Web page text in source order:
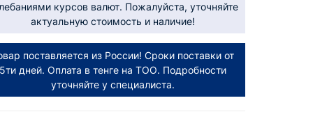
курсов валют. Пожалуйста, уточняйте
актуальную стоимость и наличие!
поставляется из России! Сроки поставки от
5ти дней. Оплата в тенге на ТОО. Подробности
уточняйте у специалиста.